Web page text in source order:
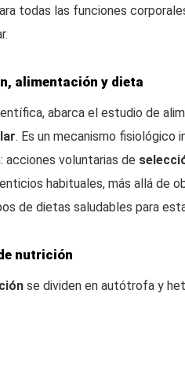
todas las funciones
alimentación y dieta
abarca el estudio de
. Es un mecanismo fisiológico
acciones voluntarias de
habituales, más allá de
de dietas saludables para
nutrición
se dividen en autótrofa y